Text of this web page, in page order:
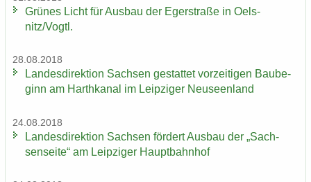
Grü­nes Licht für Aus­bau der Eger­stra­ße in Oels­
nitz/Vogtl.
28.08.2018
Lan­des­di­rek­ti­on Sach­sen ge­stat­tet vor­zei­ti­gen Bau­be­
ginn am Harth­ka­nal im Leip­zi­ger Neu­seen­land
24.08.2018
Lan­des­di­rek­ti­on Sach­sen för­dert Aus­bau der „Sach­
sen­sei­te“ am Leip­zi­ger Haupt­bahn­hof